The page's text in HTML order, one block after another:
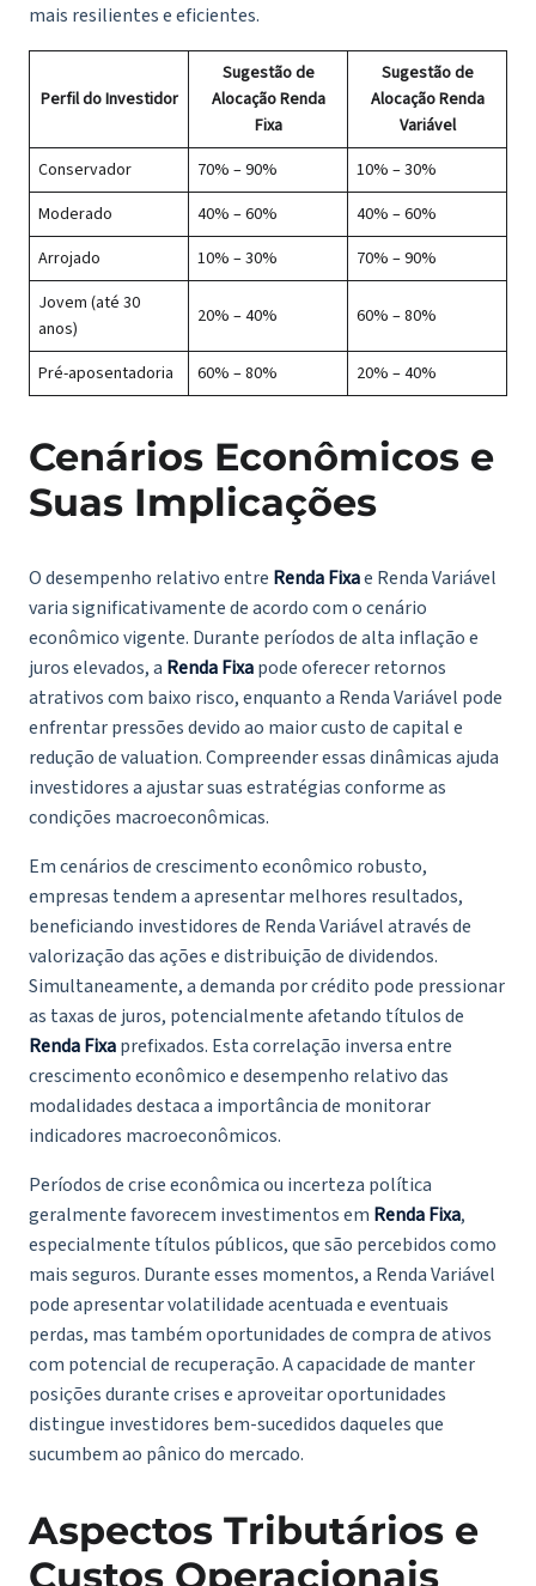
mais resilientes e eficientes.
Perfil do Investidor
Sugestão de
Alocação Renda
Fixa
Sugestão de
Alocação Renda
Variável
Conservador
70% – 90%
10% – 30%
Moderado
40% – 60%
40% – 60%
Arrojado
10% – 30%
70% – 90%
Jovem (até 30
anos)
20% – 40% 60% – 80%
Pré-aposentadoria 60% – 80% 20% – 40%
Cenários Econômicos e
Suas Implicações
O desempenho relativo entre Renda Fixae Renda Variável
varia significativamente de acordo com o cenário
econômico vigente. Durante períodos de alta inflação e
juros elevados, a Renda Fixapode oferecer retornos
atrativos com baixo risco, enquanto a Renda Variável pode
enfrentar pressões devido ao maior custo de capital e
redução de valuation. Compreender essas dinâmicas ajuda
investidores a ajustar suas estratégias conforme as
condições macroeconômicas.
Em cenários de crescimento econômico robusto,
empresas tendem a apresentar melhores resultados,
beneficiando investidores de Renda Variável através de
valorização das ações e distribuição de dividendos.
Simultaneamente, a demanda por crédito pode pressionar
as taxas de juros, potencialmente afetando títulos de
Renda Fixaprefixados. Esta correlação inversa entre
crescimento econômico e desempenho relativo das
modalidades destaca a importância de monitorar
indicadores macroeconômicos.
Períodos de crise econômica ou incerteza política
geralmente favorecem investimentos em Renda Fixa,
especialmente títulos públicos, que são percebidos como
mais seguros. Durante esses momentos, a Renda Variável
pode apresentar volatilidade acentuada e eventuais
perdas, mas também oportunidades de compra de ativos
com potencial de recuperação. A capacidade de manter
posições durante crises e aproveitar oportunidades
distingue investidores bem-sucedidos daqueles que
sucumbem ao pânico do mercado.
Aspectos Tributários e
Custos Operacionais